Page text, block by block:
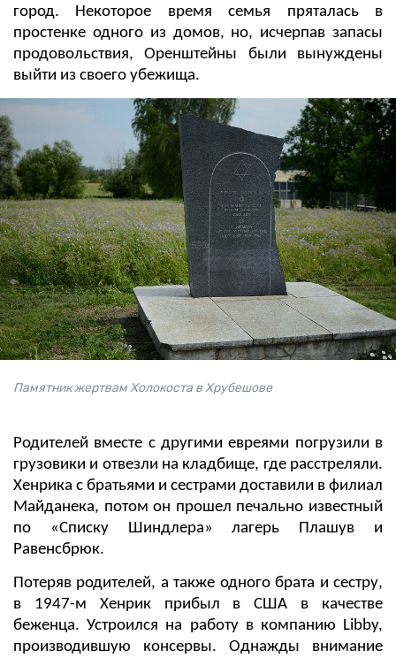
город. Некоторое время семья пряталась в
простенке одного из домов, но, исчерпав запасы
продовольствия, Оренштейны были вынуждены
выйти из своего убежища.
Памятник жертвам Холокоста в Хрубешове
Родителей вместе с другими евреями погрузили в
грузовики и отвезли на кладбище, где расстреляли.
Хенрика с братьями и сестрами доставили в филиал
Майданека, потом он прошел печально известный
по «Списку Шиндлера» лагерь Плашув и
Равенсбрюк.
Потеряв родителей, а также одного брата и сестру,
в 1947-м Хенрик прибыл в США в качестве
беженца. Устроился на работу в компанию Libby,
производившую консервы. Однажды внимание